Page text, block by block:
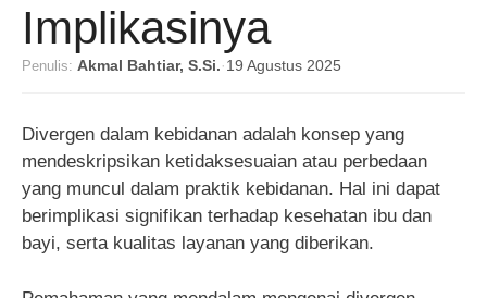
Implikasinya
Penulis: Akmal Bahtiar, S.Si. · 19 Agustus 2025
Divergen dalam kebidanan adalah konsep yang
mendeskripsikan ketidaksesuaian atau perbedaan
yang muncul dalam praktik kebidanan. Hal ini dapat
berimplikasi signifikan terhadap kesehatan ibu dan
bayi, serta kualitas layanan yang diberikan.